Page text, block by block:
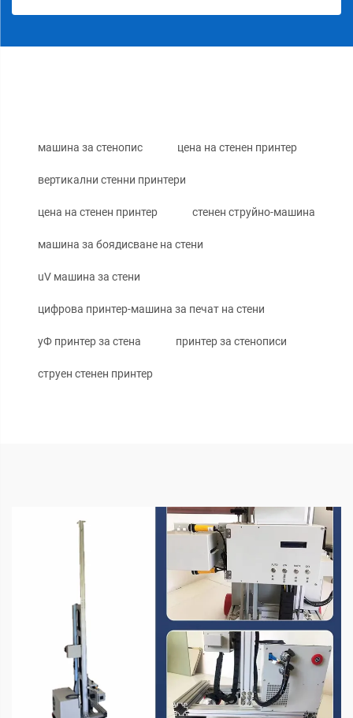
машина за стенопис цена на стенен принтер
вертикални стенни принтери
цена на стенен принтер стенен струйно-машина
машина за боядисване на стени
uV машина за стени
цифрова принтер-машина за печат на стени
уФ принтер за стена принтер за стенописи
струен стенен принтер